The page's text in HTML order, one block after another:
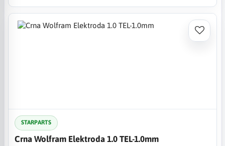
STARPARTS
Crna Wolfram Elektroda 1.0 TEL-1.0mm